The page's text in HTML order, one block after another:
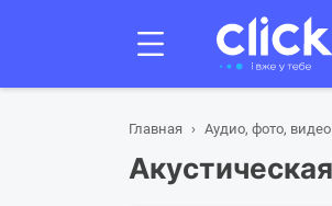
Главная Аудио, фото, видео